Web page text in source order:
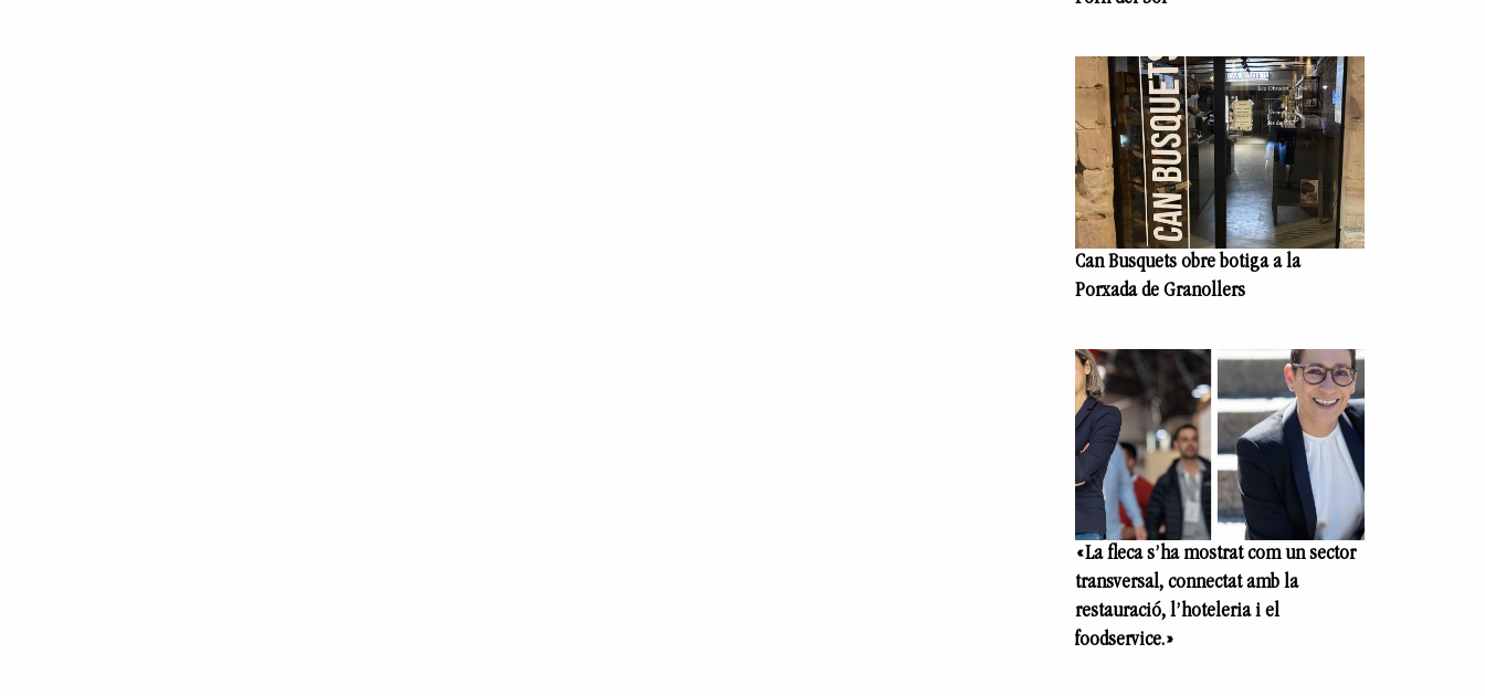
Can Busquets obre botiga a la
Porxada de Granollers
«La fleca s’ha mostrat com un sector
transversal, connectat amb la
restauració, l’hoteleria i el
foodservice.»